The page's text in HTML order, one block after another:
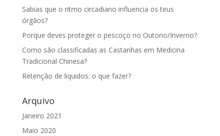
Sabias que o ritmo circadiano influencia os teus
órgãos?
Porque deves proteger o pescoço no Outono/Inverno?
Como são classificadas as Castanhas em Medicina
Tradicional Chinesa?
Retenção de liquidos: o que fazer?
Arquivo
Janeiro 2021
Maio 2020